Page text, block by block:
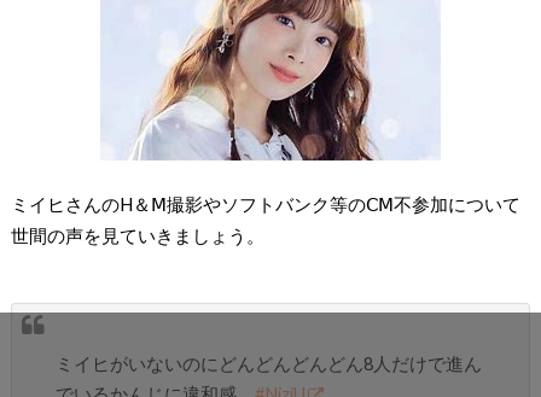
ミイヒさんのH＆Ⅿ撮影やソフトバンク等のⅭⅯ不参加について
世間の声を見ていきましょう。
ミイヒがいないのにどんどんどんどん8人だけで進ん